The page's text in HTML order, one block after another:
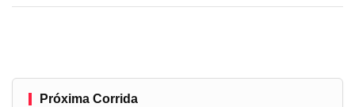
Próxima Corrida